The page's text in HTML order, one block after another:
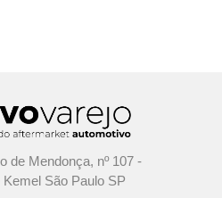
de Mendonça, nº 107 -
São Paulo SP